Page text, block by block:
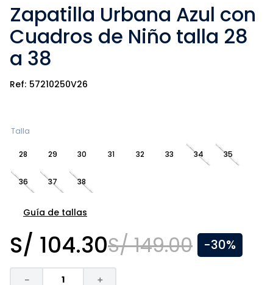
Zapatilla Urbana Azul con
Cuadros de Niño talla 28
a 38
57210250V26
Talla
28 29 30 31 32 33 34 35
36 37 38
Guía de tallas
S/ 104.30S/ 149.00 -30%
＋
－
4.
sandalias
5.
sandalias niña
6.
bebe
7.
sandalias niño
9.
10. pijama